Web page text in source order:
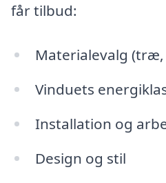
får tilbud:
Materialevalg
Vinduets
Installation og
Design og stil